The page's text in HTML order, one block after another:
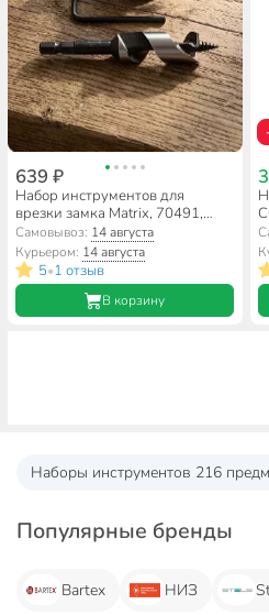
639 ₽
Набор инструментов для
врезки замка Matrix, 70491,
22/48, сталь, блистер, 3
предмета
Самовывоз: 14 августа
Курьером: 14 августа
5•1 отзыв
В корзину
Наборы инструментов 216
Популярные бренды
Bartex НИЗ